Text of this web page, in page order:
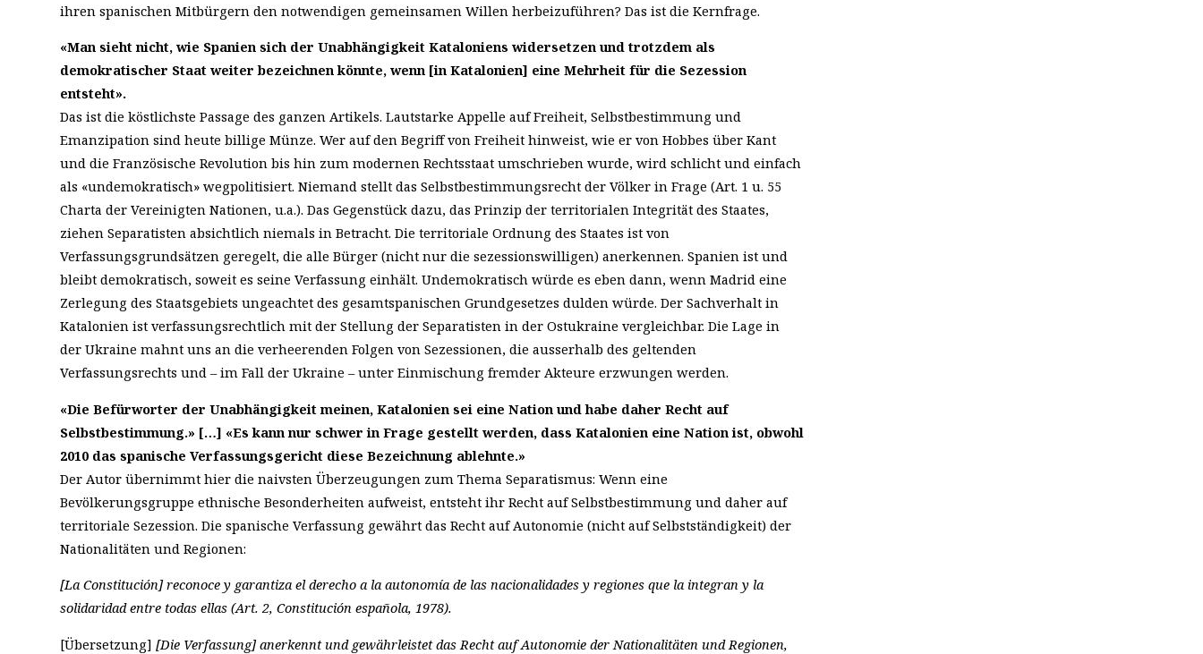
ihren spanischen Mitbürgern den notwendigen gemeinsamen Willen herbeizuführen? Das ist die Kernfrage.
«Man sieht nicht, wie Spanien sich der Unabhängigkeit Kataloniens widersetzen und trotzdem als
demokratischer Staat weiter bezeichnen könnte, wenn [in Katalonien] eine Mehrheit für die Sezession
entsteht».
Das ist die köstlichste Passage des ganzen Artikels. Lautstarke Appelle auf Freiheit, Selbstbestimmung und
Emanzipation sind heute billige Münze. Wer auf den Begriff von Freiheit hinweist, wie er von Hobbes über Kant
und die Französische Revolution bis hin zum modernen Rechtsstaat umschrieben wurde, wird schlicht und einfach
als «undemokratisch» wegpolitisiert. Niemand stellt das Selbstbestimmungsrecht der Völker in Frage (Art. 1 u. 55
Charta der Vereinigten Nationen, u.a.). Das Gegenstück dazu, das Prinzip der territorialen Integrität des Staates,
ziehen Separatisten absichtlich niemals in Betracht. Die territoriale Ordnung des Staates ist von
Verfassungsgrundsätzen geregelt, die alle Bürger (nicht nur die sezessionswilligen) anerkennen. Spanien ist und
bleibt demokratisch, soweit es seine Verfassung einhält. Undemokratisch würde es eben dann, wenn Madrid eine
Zerlegung des Staatsgebiets ungeachtet des gesamtspanischen Grundgesetzes dulden würde. Der Sachverhalt in
Katalonien ist verfassungsrechtlich mit der Stellung der Separatisten in der Ostukraine vergleichbar. Die Lage in
der Ukraine mahnt uns an die verheerenden Folgen von Sezessionen, die ausserhalb des geltenden
Verfassungsrechts und – im Fall der Ukraine – unter Einmischung fremder Akteure erzwungen werden.
«Die Befürworter der Unabhängigkeit meinen, Katalonien sei eine Nation und habe daher Recht auf
Selbstbestimmung.» […] «Es kann nur schwer in Frage gestellt werden, dass Katalonien eine Nation ist, obwohl
2010 das spanische Verfassungsgericht diese Bezeichnung ablehnte.»
Der Autor übernimmt hier die naivsten Überzeugungen zum Thema Separatismus: Wenn eine
Bevölkerungsgruppe ethnische Besonderheiten aufweist, entsteht ihr Recht auf Selbstbestimmung und daher auf
territoriale Sezession. Die spanische Verfassung gewährt das Recht auf Autonomie (nicht auf Selbstständigkeit) der
Nationalitäten und Regionen:
[La Constitución] reconoce y garantiza el derecho a la autonomía de las nacionalidades y regiones que la integran y la
solidaridad entre todas ellas (Art. 2, Constitución española, 1978).
[Übersetzung] [Die Verfassung] anerkennt und gewährleistet das Recht auf Autonomie der Nationalitäten und Regionen,